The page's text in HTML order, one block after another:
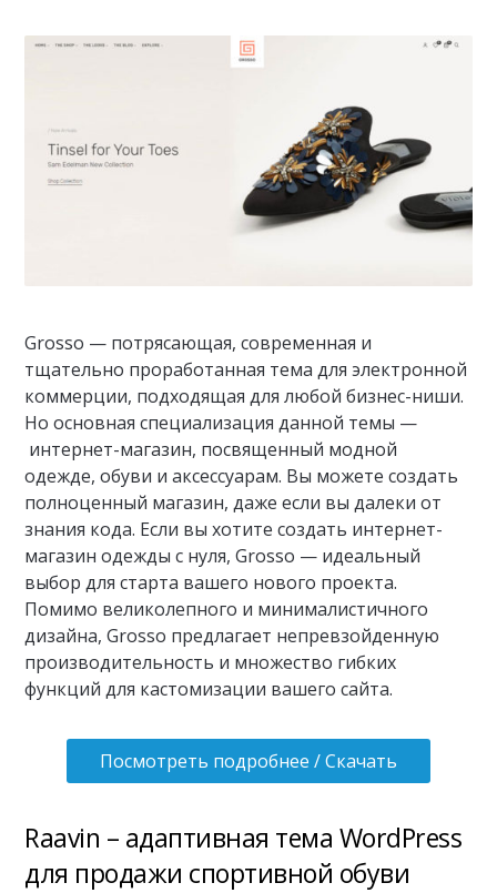
Grosso — потрясающая, современная и
тщательно проработанная тема для электронной
коммерции, подходящая для любой бизнес-ниши.
Но основная специализация данной темы —
интернет-магазин, посвященный модной
одежде, обуви и аксессуарам. Вы можете создать
полноценный магазин, даже если вы далеки от
знания кода. Если вы хотите создать интернет-
магазин одежды с нуля, Grosso — идеальный
выбор для старта вашего нового проекта.
Помимо великолепного и минималистичного
дизайна, Grosso предлагает непревзойденную
производительность и множество гибких
функций для кастомизации вашего сайта.
Посмотреть подробнее / Скачать
Raavin – адаптивная тема WordPress
для продажи спортивной обуви